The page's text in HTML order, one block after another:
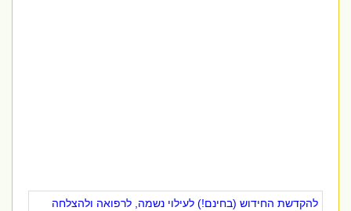
להקדשת החידוש (בחינם!) לעילוי נשמה, לרפואה ולהצלחה